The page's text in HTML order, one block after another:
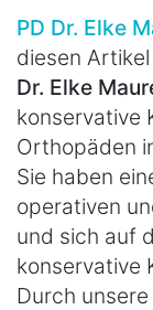
PD Dr. Elke
diesen
Dr. Elke
konservative
Orthopäden
Sie haben
operativen
und sich auf
konservative
Durch